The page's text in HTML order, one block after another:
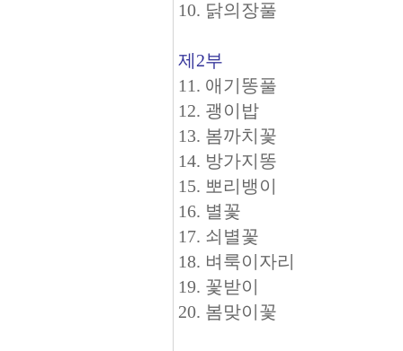
10. 닭의장풀
제2부
11. 애기똥풀
12. 괭이밥
13. 봄까치꽃
14. 방가지똥
15. 뽀리뱅이
16. 별꽃
17. 쇠별꽃
18. 벼룩이자리
19. 꽃받이
20. 봄맞이꽃